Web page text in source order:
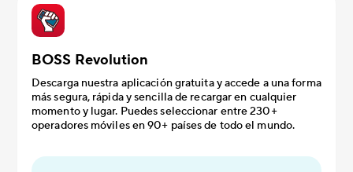
BOSS Revolution
Descarga nuestra aplicación gratuita y accede a una forma
más segura, rápida y sencilla de recargar en cualquier
momento y lugar. Puedes seleccionar entre 230+
operadores móviles en 90+ países de todo el mundo.